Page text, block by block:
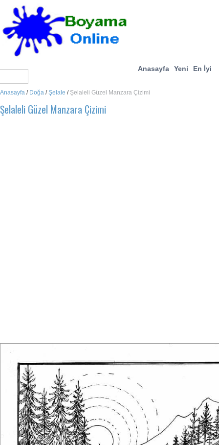
Anasayfa Yeni En İyi
Anasayfa / Doğa /Şelale / Şelaleli Güzel Manzara Çizimi
Şelaleli Güzel Manzara Çizimi